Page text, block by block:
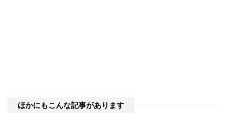
ほかにもこんな記事があります